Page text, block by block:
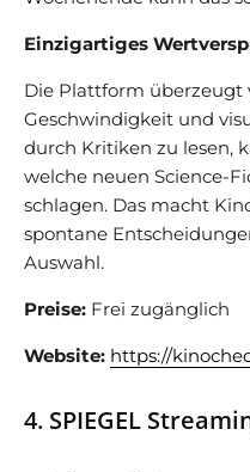
Einzigartiges
Die Plattform überzeugt
Geschwindigkeit und
durch Kritiken zu lesen,
welche neuen Science-
schlagen. Das macht
spontane
Auswahl.
Preise: Frei zugänglich
Website: https://
4. SPIEGEL